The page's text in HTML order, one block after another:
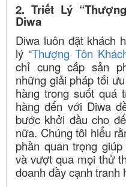
2. Triết Lý
Diwa
Diwa luôn đặt khách
lý “Thượng Tôn
chỉ cung cấp sản
những giải pháp tối
hàng trong suốt quá
hàng đến với Diwa
bước khởi đầu cho
nữa. Chúng tôi hiểu
phần quan trọng
và vượt qua mọi thử
doanh đầy cạnh tranh